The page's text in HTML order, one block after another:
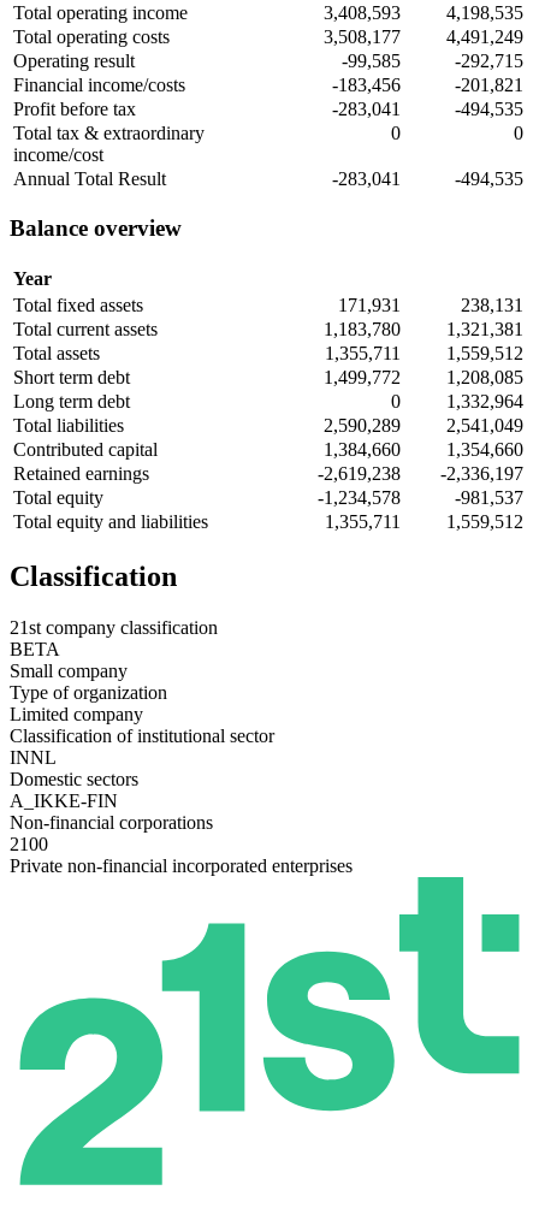
Total operating income
3,408,593
4,198,535
Total operating costs
3,508,177
4,491,249
Operating result
-99,585
-292,715
Financial income/costs
-183,456
-201,821
Profit before tax
-283,041
-494,535
Total tax & extraordinary
income/cost
0 0
Annual Total Result -283,041 -494,535
Balance overview
Year
Total fixed assets
171,931
238,131
Total current assets
1,183,780
1,321,381
Total assets
1,355,711
1,559,512
Short term debt
1,499,772
1,208,085
Long term debt
0
1,332,964
Total liabilities
2,590,289
2,541,049
Contributed capital
1,384,660
1,354,660
Retained earnings
-2,619,238
-2,336,197
Total equity
-1,234,578
-981,537
Total equity and liabilities
1,355,711 1,559,512
Classification
21st company classification
BETA
Small company
Type of organization
Limited company
Classification of institutional sector
INNL
Domestic sectors
A_IKKE-FIN
Non-financial corporations
2100
Private non-financial incorporated enterprises